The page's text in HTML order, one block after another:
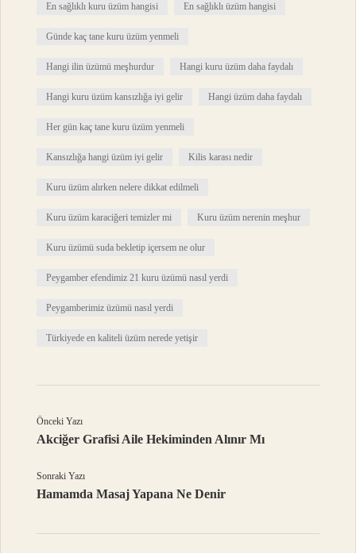
En sağlıklı kuru üzüm hangisi En sağlıklı üzüm hangisi
Günde kaç tane kuru üzüm yenmeli
Hangi ilin üzümü meşhurdur Hangi kuru üzüm daha faydalı
Hangi kuru üzüm kansızlığa iyi gelir Hangi üzüm daha faydalı
Her gün kaç tane kuru üzüm yenmeli
Kansızlığa hangi üzüm iyi gelir Kilis karası nedir
Kuru üzüm alırken nelere dikkat edilmeli
Kuru üzüm karaciğeri temizler mi Kuru üzüm nerenin meşhur
Kuru üzümü suda bekletip içersem ne olur
Peygamber efendimiz 21 kuru üzümü nasıl yerdi
Peygamberimiz üzümü nasıl yerdi
Türkiyede en kaliteli üzüm nerede yetişir
Önceki Yazı
Akciğer Grafisi Aile Hekiminden Alınır Mı
Sonraki Yazı
Hamamda Masaj Yapana Ne Denir